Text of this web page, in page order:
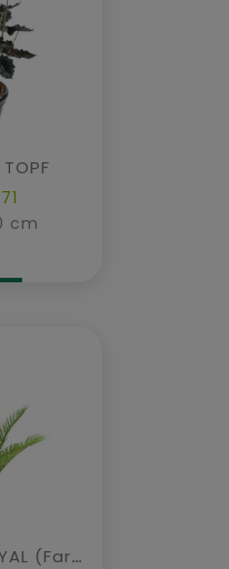
cm
ALSOPHILA ROYAL (Farn) 55 cm Topf